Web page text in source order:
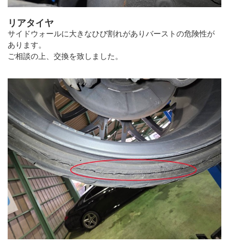
リアタイヤ
サイドウォールに大きなひび割れがありバーストの危険性が
あります。
ご相談の上、交換を致しました。